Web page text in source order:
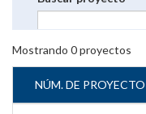
Mostrando 0proyectos
NÚM. DE PROYECTO